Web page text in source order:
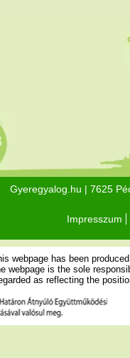
Gyeregyalog.hu | 7625
Impresszum
webpage has been
webpage is the sole
as reflecting the